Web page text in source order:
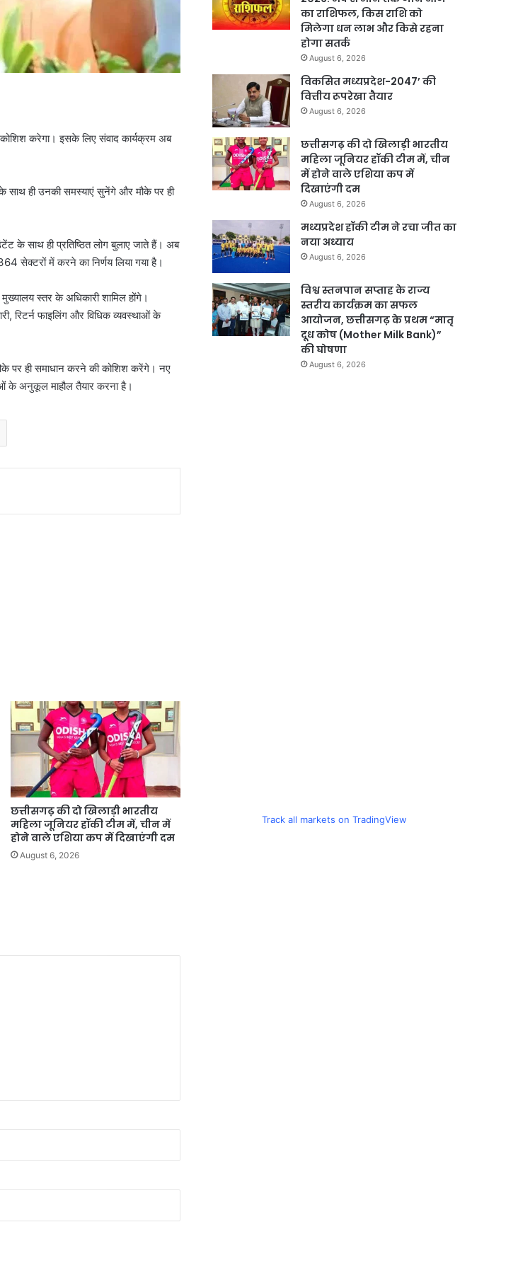
कोशिश करेगा। इसके लिए संवाद कार्यक्रम अब
के साथ ही उनकी समस्याएं सुनेंगे और मौके पर ही
के साथ ही प्रतिष्ठित लोग बुलाए जाते हैं। अब
सेक्टरों में करने का निर्णय लिया गया है।
स्तर के अधिकारी शामिल होंगे।
रिटर्न फाइलिंग और विधिक व्यवस्थाओं के
पर ही समाधान करने की कोशिश करेंगे। नए
के अनुकूल माहौल तैयार करना है।
छत्तीसगढ़ की दो खिलाड़ी भारतीय
महिला जूनियर हॉकी टीम में, चीन में
होने वाले एशिया कप में दिखाएंगी दम
August 6, 2026
का राशिफल, किस राशि को
मिलेगा धन लाभ और किसे रहना
होगा सतर्क
August 6, 2026
विकसित मध्यप्रदेश-2047’ की
वित्तीय रूपरेखा तैयार
August 6, 2026
छत्तीसगढ़ की दो खिलाड़ी भारतीय
महिला जूनियर हॉकी टीम में, चीन
में होने वाले एशिया कप में
दिखाएंगी दम
August 6, 2026
मध्यप्रदेश हॉकी टीम ने रचा जीत का
नया अध्याय
August 6, 2026
विश्व स्तनपान सप्ताह के राज्य
स्तरीय कार्यक्रम का सफल
आयोजन, छत्तीसगढ़ के प्रथम “मातृ
दूध कोष (Mother Milk Bank)”
की घोषणा
August 6, 2026
Track all markets on TradingView